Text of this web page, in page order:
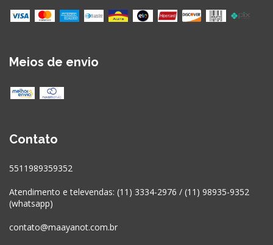
Meios de envio
Contato
5511989359352
Atendimento e televendas: (11) 3334-2976 / (11) 98935-9352
(whatsapp)
contato@maayanot.com.br